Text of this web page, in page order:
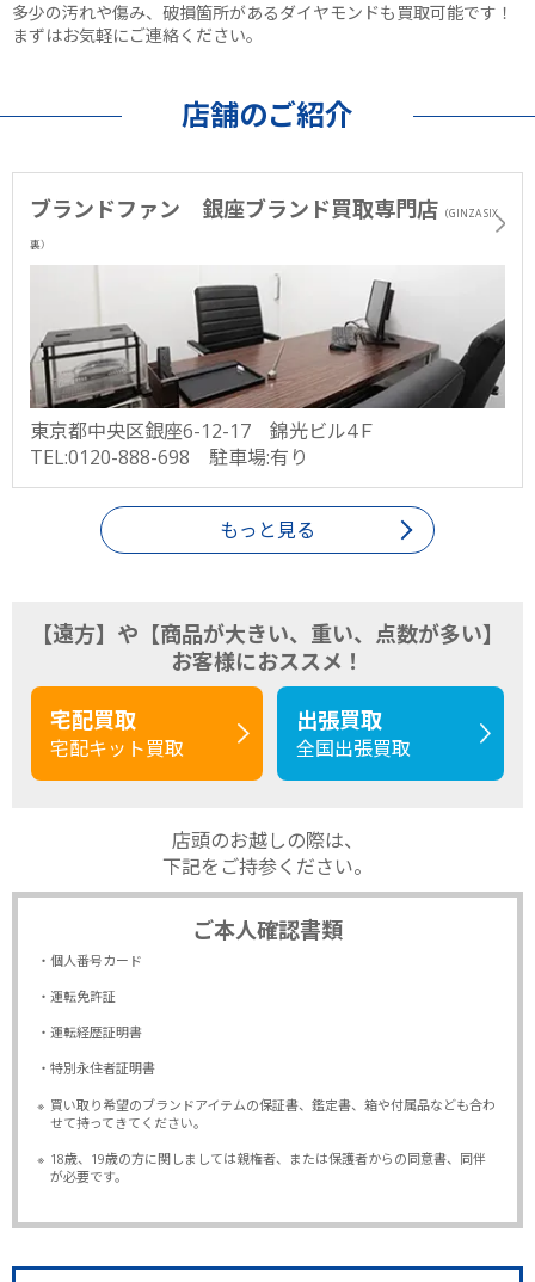
多少の汚れや傷み、破損箇所があるダイヤモンドも買取可能です！
まずはお気軽にご連絡ください。
店舗のご紹介
ブランドファン 銀座ブランド買取専門店 （GINZA SIX
裏）
東京都中央区銀座6-12-17 錦光ビル4Ｆ
TEL:0120-888-698 駐車場:有り
もっと見る
【遠方】や【商品が大きい、重い、点数が多い】
お客様におススメ！
宅配買取
宅配キット買取
出張買取
全国出張買取
店頭のお越しの際は、
下記をご持参ください。
ご本人確認書類
・個人番号カード
・運転免許証
・運転経歴証明書
・特別永住者証明書
※ 買い取り希望のブランドアイテムの保証書、鑑定書、箱や付属品なども合わ
せて持ってきてください。
※ 18歳、19歳の方に関しましては親権者、または保護者からの同意書、同伴
が必要です。